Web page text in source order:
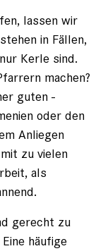
lassen wir
in Fällen,
Kerle sind.
machen?
guten
oder den
Anliegen
zu vielen
als
gerecht zu
häufige